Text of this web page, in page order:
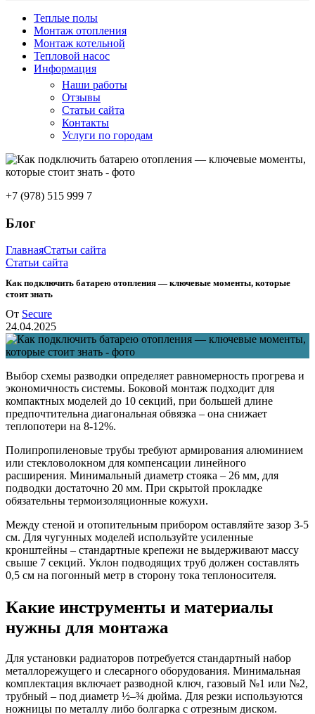
Теплые полы
Монтаж отопления
Монтаж котельной
Тепловой насос
Информация
Наши работы
Отзывы
Статьи сайта
Контакты
Услуги по городам
+7 (978) 515 999 7
Блог
ГлавнаяСтатьи сайта
Статьи сайта
Как подключить батарею отопления — ключевые моменты, которые
стоит знать
От Secure
24.04.2025
Выбор схемы разводки определяет равномерность прогрева и
экономичность системы. Боковой монтаж подходит для
компактных моделей до 10 секций, при большей длине
предпочтительна диагональная обвязка – она снижает
теплопотери на 8-12%.
Полипропиленовые трубы требуют армирования алюминием
или стекловолокном для компенсации линейного
расширения. Минимальный диаметр стояка – 26 мм, для
подводки достаточно 20 мм. При скрытой прокладке
обязательны термоизоляционные кожухи.
Между стеной и отопительным прибором оставляйте зазор 3-5
см. Для чугунных моделей используйте усиленные
кронштейны – стандартные крепежи не выдерживают массу
свыше 7 секций. Уклон подводящих труб должен составлять
0,5 см на погонный метр в сторону тока теплоносителя.
Какие инструменты и материалы
нужны для монтажа
Для установки радиаторов потребуется стандартный набор
металлорежущего и слесарного оборудования. Минимальная
комплектация включает разводной ключ, газовый №1 или №2,
трубный – под диаметр ½–¾ дюйма. Для резки используются
ножницы по металлу либо болгарка с отрезным диском.